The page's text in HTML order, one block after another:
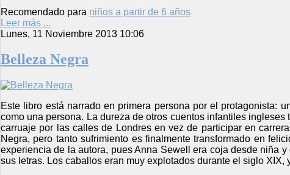
Recomendado para niños a partir de 6 años
Leer más ...
Lunes, 11 Noviembre 2013 10:06
Belleza Negra
Este libro está narrado en primera persona por el protagonista:
como una persona. La dureza de otros cuentos infantiles
carruaje por las calles de Londres en vez de participar en
Negra, pero tanto sufrimiento es finalmente transformado en
experiencia de la autora, pues Anna Sewell era coja desde niña
sus letras. Los caballos eran muy explotados durante el siglo